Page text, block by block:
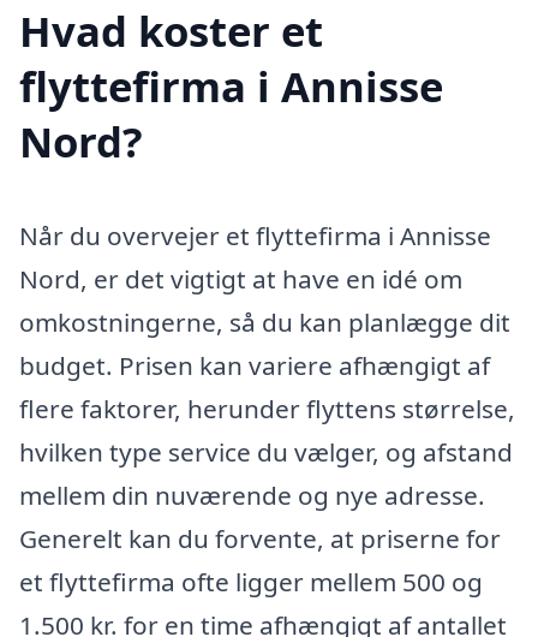
Hvad koster et
flyttefirma i Annisse
Nord?
Når du overvejer et flyttefirma i Annisse
Nord, er det vigtigt at have en idé om
omkostningerne, så du kan planlægge dit
budget. Prisen kan variere afhængigt af
flere faktorer, herunder flyttens størrelse,
hvilken type service du vælger, og afstand
mellem din nuværende og nye adresse.
Generelt kan du forvente, at priserne for
et flyttefirma ofte ligger mellem 500 og
1.500 kr. for en time afhængigt af antallet